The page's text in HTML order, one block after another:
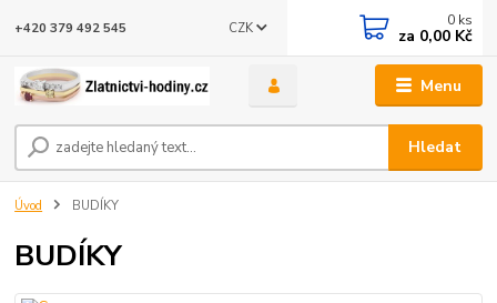
Menu
CZK
Hledat
+420 379 492 545 0 ks
za 0,00 Kč
Úvod BUDÍKY
BUDÍKY